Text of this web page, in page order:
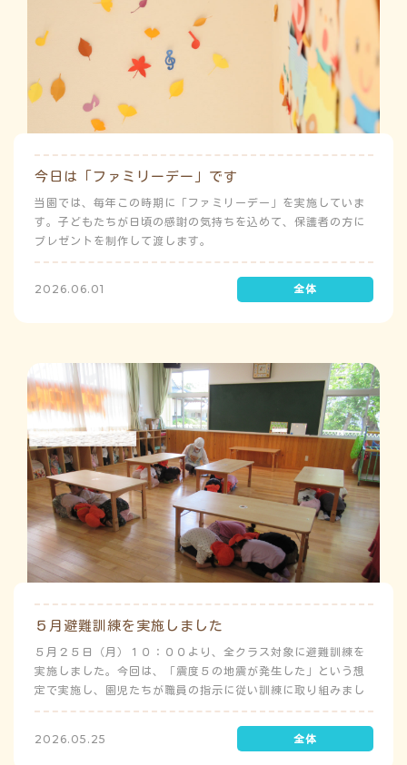
今日は「ファミリーデー」です
当園では、毎年この時期に「ファミリーデー」を実施していま
す。子どもたちが日頃の感謝の気持ちを込めて、保護者の方に
プレゼントを制作して渡します。
2026.06.01
５月避難訓練を実施しました
５月２５日（月）１０：００より、全クラス対象に避難訓練を
実施しました。今回は、「震度５の地震が発生した」という想
定で実施し、園児たちが職員の指示に従い訓練に取り組みまし
た。前庭（駐車場）に全体集合をして人数確認をした後、各ク
ラスに戻り、主担任が防災関係の講話をしました。 ※当園は、
地震発生時は敷地内に避難することを想定（敷地面積が広いた
2026.05.25
ゅ う